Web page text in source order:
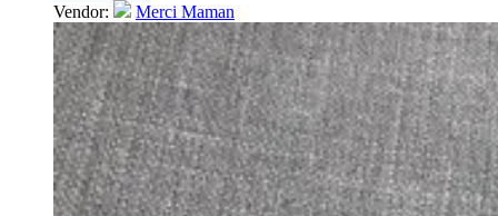
Vendor:
Merci Maman